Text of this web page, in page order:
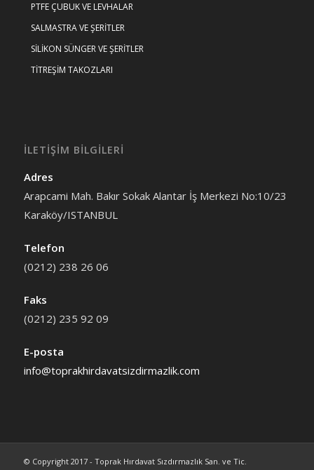
PTFE ÇUBUK VE LEVHALAR
SALMASTRA VE ŞERİTLER
SİLİKON SÜNGER VE ŞERİTLER
TİTREŞİM TAKOZLARI
İLETİŞİM BİLGİLERİ
Adres
Arapcami Mah. Bakır Sokak Alantar İş Merkezi No:10/23
Karaköy/ISTANBUL
Telefon
(0212) 238 26 06
Faks
(0212) 235 92 09
E-posta
info@toprakhirdavatsizdirmazlik.com
© Copyright 2017 - Toprak Hırdavat Sızdırmazlık San. ve Tic.